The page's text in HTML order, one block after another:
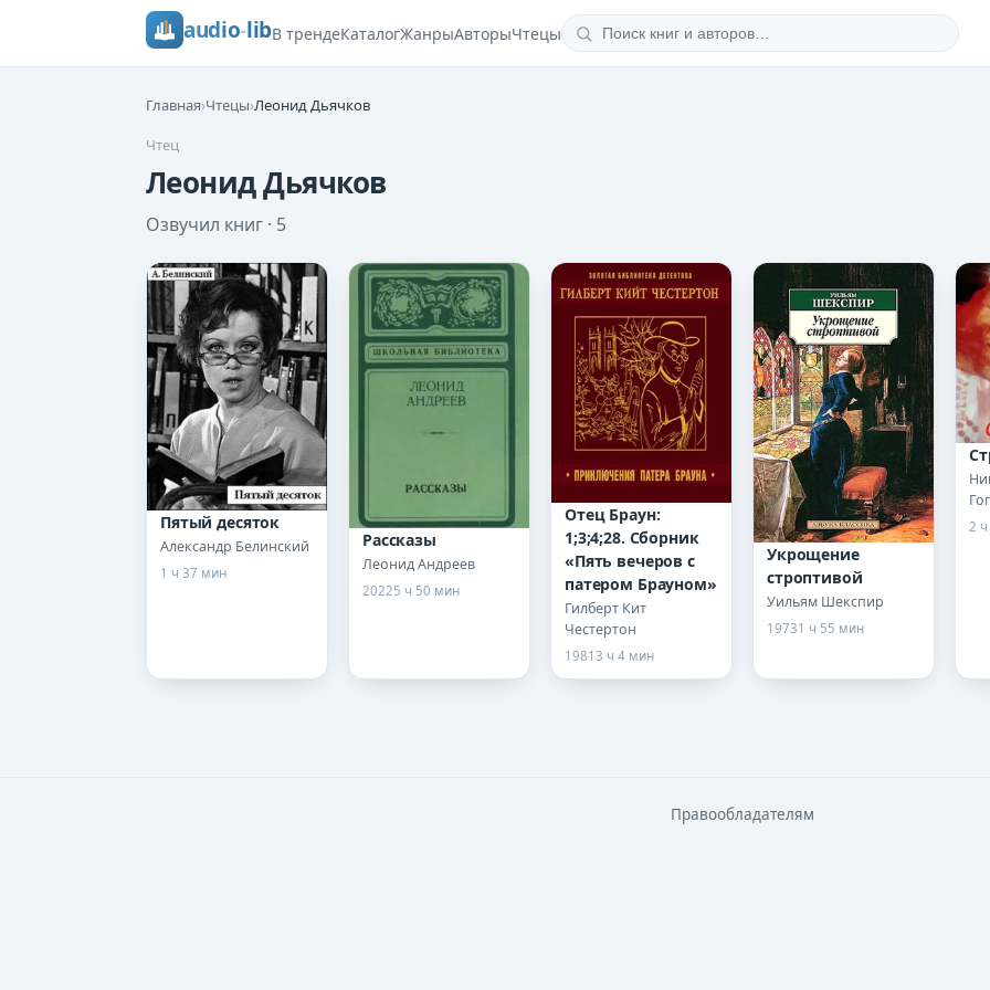
audio-libВ трендеКаталогЖанрыАвторыЧтецы
Главная›Чтецы›Леонид Дьячков
Чтец
Леонид Дьячков
Озвучил книг · 5
Пятый десяток
Александр Белинский
1 ч 37 мин
Рассказы
Леонид Андреев
20225 ч 50 мин
Отец Браун:
1;3;4;28. Сборник
«Пять вечеров с
патером Брауном»
Гилберт Кит
Честертон
1981 3 ч 4 мин
Укрощение
строптивой
Уильям Шекспир
19731 ч 55 мин
2
Правообладателям